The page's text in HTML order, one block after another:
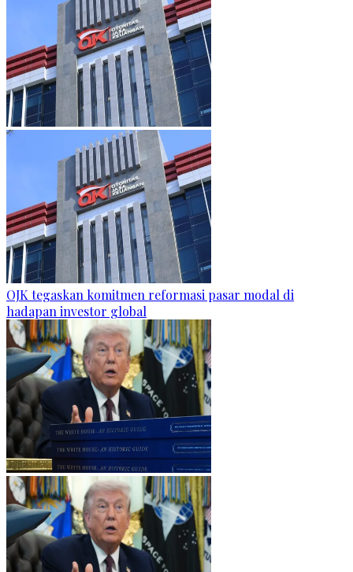
OJK tegaskan komitmen reformasi pasar modal di
hadapan investor global